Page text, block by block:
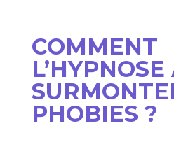
COMMENT
PHOBIES ?